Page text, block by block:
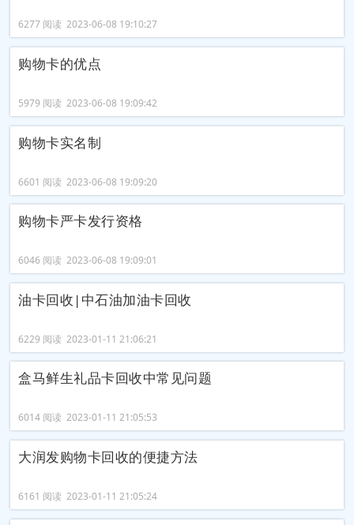
6277 阅读 2023-06-08 19:10:27
购物卡的优点
5979 阅读 2023-06-08 19:09:42
购物卡实名制
6601 阅读 2023-06-08 19:09:20
购物卡严卡发行资格
6046 阅读 2023-06-08 19:09:01
油卡回收|中石油加油卡回收
6229 阅读 2023-01-11 21:06:21
盒马鲜生礼品卡回收中常见问题
6014 阅读 2023-01-11 21:05:53
大润发购物卡回收的便捷方法
6161 阅读 2023-01-11 21:05:24